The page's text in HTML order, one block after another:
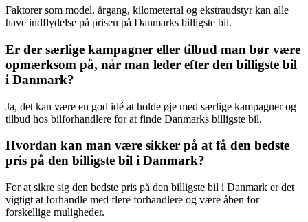
Faktorer som model, årgang, kilometertal og ekstraudstyr kan alle
have indflydelse på prisen på Danmarks billigste bil.
Er der særlige kampagner eller tilbud man bør være
opmærksom på, når man leder efter den billigste bil
i Danmark?
Ja, det kan være en god idé at holde øje med særlige kampagner og
tilbud hos bilforhandlere for at finde Danmarks billigste bil.
Hvordan kan man være sikker på at få den bedste
pris på den billigste bil i Danmark?
For at sikre sig den bedste pris på den billigste bil i Danmark er det
vigtigt at forhandle med flere forhandlere og være åben for
forskellige muligheder.